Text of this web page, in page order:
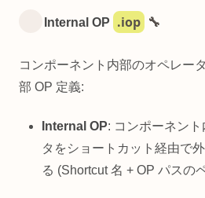
Internal OP .iop 🔧
コンポーネント内部のオペレー
部 OP 定義:
Internal OP: コンポーネン
タをショートカット経由で
る (Shortcut 名 + OP パスの